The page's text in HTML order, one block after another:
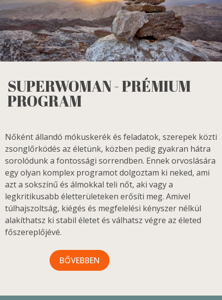
SUPERWOMAN - PRÉMIUM
PROGRAM
Nőként állandó mókuskerék és feladatok, szerepek közti
zsonglőrködés az életünk, közben pedig gyakran hátra
sorolódunk a fontossági sorrendben. Ennek orvoslására
egy olyan komplex programot dolgoztam ki neked, ami
azt a sokszínű és álmokkal teli nőt, aki vagy a
legkritikusabb életterületeken erősíti meg. Amivel
túlhajszoltság, kiégés és megfelelési kényszer nélkül
alakíthatsz ki stabil életet és válhatsz végre az életed
főszereplőjévé.
BŐVEBBEN